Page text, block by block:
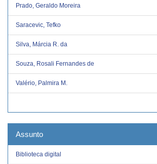
Prado, Geraldo Moreira
Saracevic, Tefko
Silva, Márcia R. da
Souza, Rosali Fernandes de
Valério, Palmira M.
Assunto
Biblioteca digital